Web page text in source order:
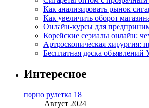
Как анализировать рынок
Как увеличить оборот
Онлайн-курсы для
Корейские сериалы онлайн:
Артроскопическая хирургия:
Бесплатная доска
Интересное
порно рулетка 18
Август 2024